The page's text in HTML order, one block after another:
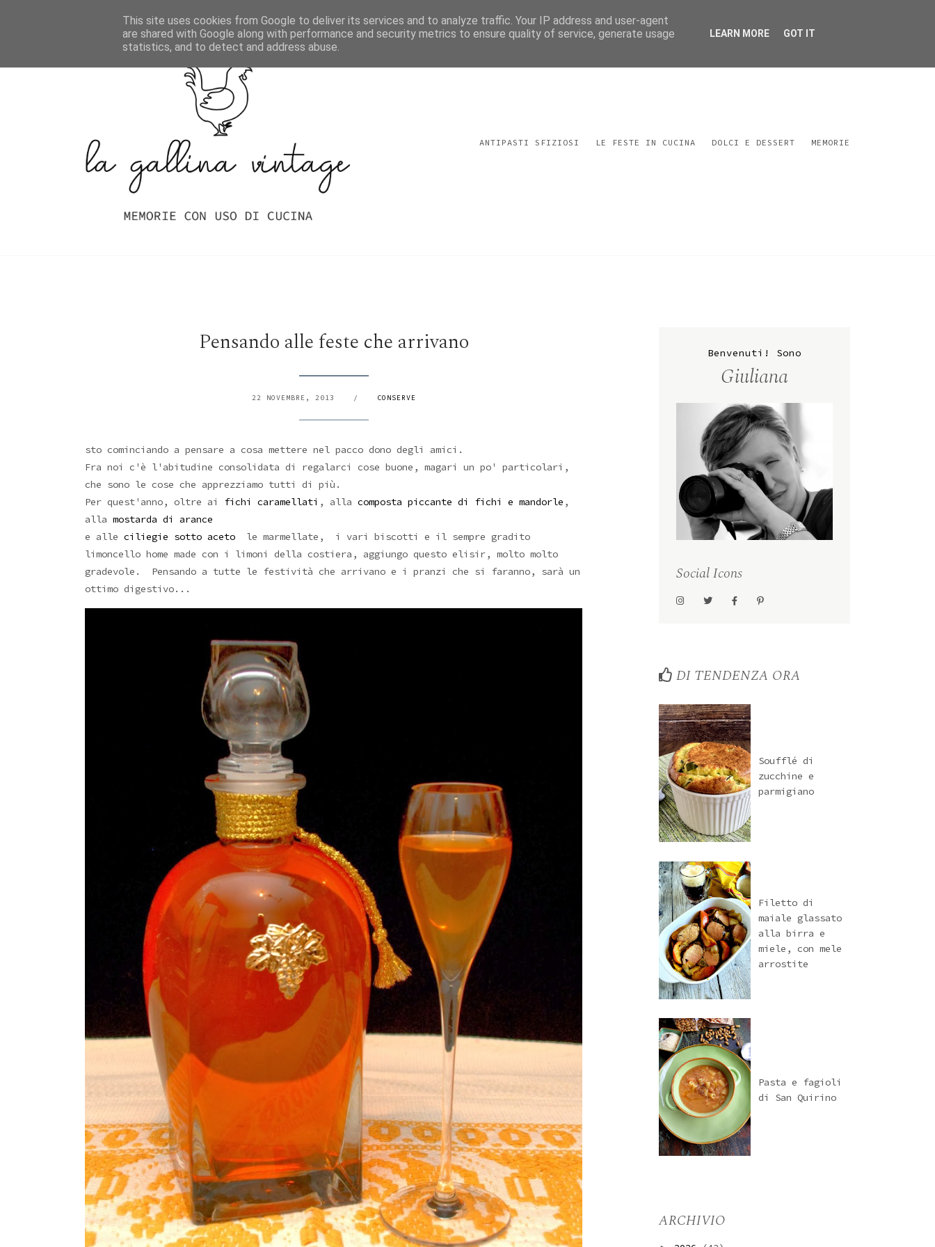
Indice Delle Ricette
ANTIPASTI SFIZIOSI LE FESTE IN CUCINA DOLCI E DESSERT MEMORIE
Pensando alle feste che arrivano
22 NOVEMBRE, 2013 / CONSERVE
sto cominciando a pensare a cosa mettere nel pacco dono degli amici.
Fra noi c'è l'abitudine consolidata di regalarci cose buone, magari un po' particolari,
che sono le cose che apprezziamo tutti di più.
Per quest'anno, oltre ai fichi caramellati , alla composta piccante di fichi e mandorle ,
alla mostarda di arance
e alle ciliegie sotto aceto le marmellate, i vari biscotti e il sempre gradito
limoncello home made con i limoni della costiera, aggiungo questo elisir, molto molto
gradevole. Pensando a tutte le festività che arrivano e i pranzi che si faranno, sarà un
ottimo digestivo...
Benvenuti! Sono
Giuliana
Social Icons
DI TENDENZA ORA
Soufflé di
zucchine e
parmigiano
Filetto di
maiale glassato
alla birra e
miele, con mele
arrostite
Pasta e fagioli
di San Quirino
ARCHIVIO
This site uses cookies from Google to deliver its services and to analyze traffic. Your IP address and user-agent
are shared with Google along with performance and security metrics to ensure quality of service, generate usage
statistics, and to detect and address abuse.
LEARN MORE GOT IT